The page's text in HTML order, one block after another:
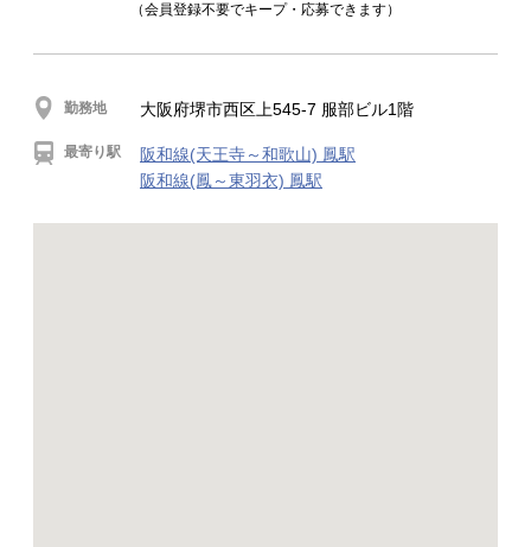
（会員登録不要でキープ・応募できます）
勤務地 大阪府堺市西区上545-7 服部ビル1階
最寄り駅
阪和線(天王寺～和歌山) 鳳駅
阪和線(鳳～東羽衣) 鳳駅